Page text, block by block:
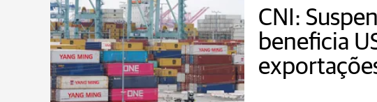
CNI:
beneficia